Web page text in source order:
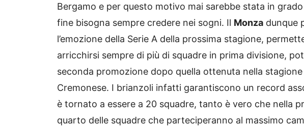
Bergamo e per questo motivo mai sarebbe stata in
fine bisogna sempre credere nei sogni. Il Monza dunque
l’emozione della Serie A della prossima stagione,
arricchirsi sempre di più di squadre in prima divisione,
seconda promozione dopo quella ottenuta nella
Cremonese. I brianzoli infatti garantiscono un record
è tornato a essere a 20 squadre, tanto è vero che nella
quarto delle squadre che parteciperanno al massimo